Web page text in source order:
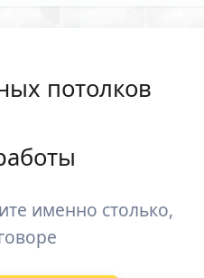
потолков
именно столько,